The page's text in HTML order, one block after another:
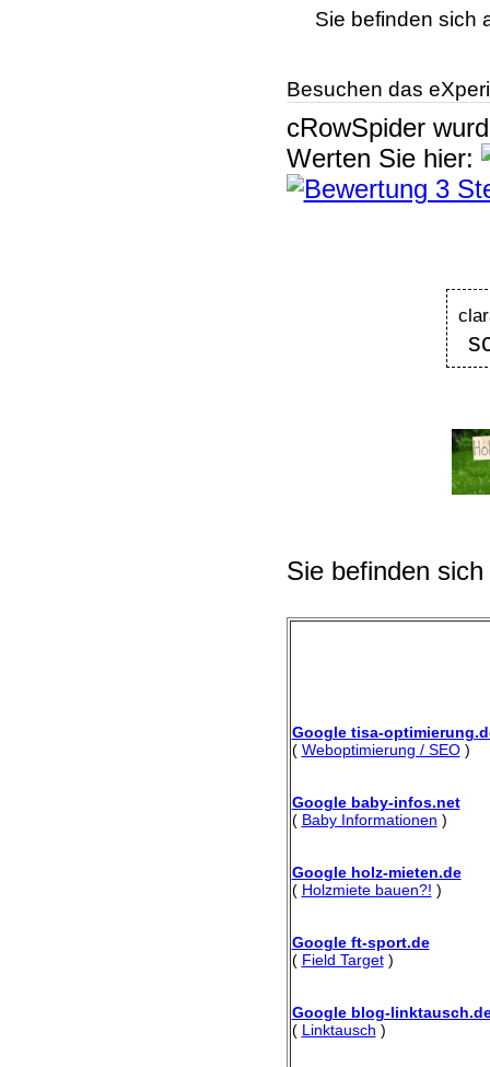
Sie befinden sich
Besuchen das
cRowSpider
Werten Sie hier:
Sie befinden
Google tisa-
( Weboptimierung / SEO)
Google baby-infos.net
( Baby Informationen )
Google holz-mieten.de
( Holzmiete bauen?! )
Google ft-sport.de
( Field Target)
Google blog-
( Linktausch )